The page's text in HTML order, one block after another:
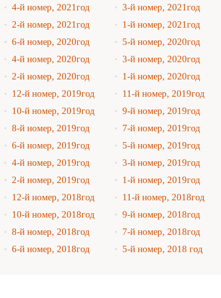
4-й номер, 2021год
3-й номер, 2021год
2-й номер, 2021год
1-й номер, 2021год
6-й номер, 2020год
5-й номер, 2020год
4-й номер, 2020год
3-й номер, 2020год
2-й номер, 2020год
1-й номер, 2020год
12-й номер, 2019год
11-й номер, 2019год
10-й номер, 2019год
9-й номер, 2019год
8-й номер, 2019год
7-й номер, 2019год
6-й номер, 2019год
5-й номер, 2019год
4-й номер, 2019год
3-й номер, 2019год
2-й номер, 2019год
1-й номер, 2019год
12-й номер, 2018год
11-й номер, 2018год
10-й номер, 2018год
9-й номер, 2018год
8-й номер, 2018год
7-й номер, 2018год
6-й номер, 2018год
5-й номер, 2018 год